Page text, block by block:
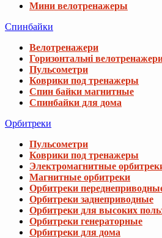
Мини велотренажеры
Спинбайки
Велотренажери
Горизонтальні
Пульсометри
Коврики под тренажеры
Спин байки магнитные
Спинбайки для дома
Орбитреки
Пульсометри
Коврики под тренажеры
Электромагнитные
Магнитные орбитреки
Орбитреки
Орбитреки заднеприводные
Орбитреки для высоких
Орбитреки генераторные
Орбитреки для дома